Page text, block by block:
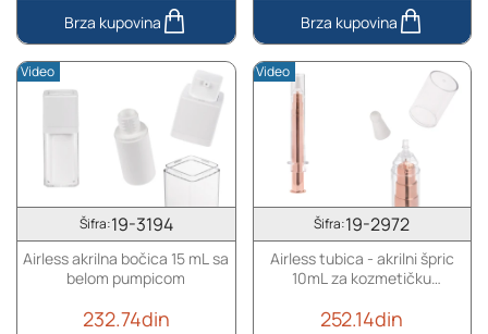
Airless
bočica
pumpicom
Airless
bočica
belom
pumpicom
Šifra:19-3194
Airless akrilna bočica 15 mL sa
belom pumpicom
Video
232.74din
Šifra:19-2972
Airless tubica - akrilni špric
10mL za kozmetičku
zatvaračem
Video
252.14din